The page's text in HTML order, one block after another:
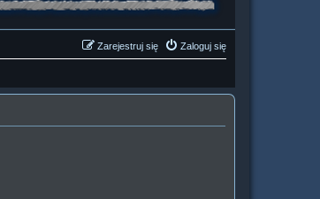
Zaloguj się
Zarejestruj się